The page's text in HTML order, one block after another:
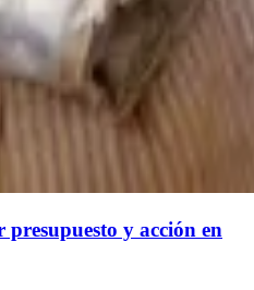
y acción en